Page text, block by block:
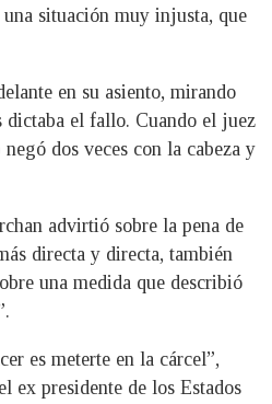
situación muy injusta, que
en su asiento, mirando
el fallo. Cuando el juez
dos veces con la cabeza y
advirtió sobre la pena de
directa y directa, también
una medida que describió
es meterte en la cárcel”,
ex presidente de los Estados